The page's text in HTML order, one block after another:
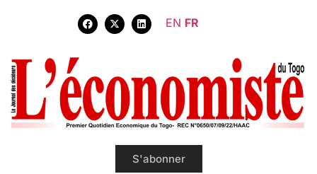
EN FR
S'abonner